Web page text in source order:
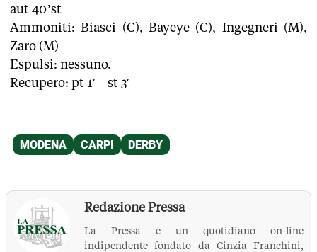
aut 40’st
Ammoniti: Biasci (C), Bayeye (C), Ingegneri (M),
Zaro (M)
Espulsi: nessuno.
Recupero: pt 1′ – st 3′
Redazione Pressa
La Pressa è un quotidiano on-line
indipendente fondato da Cinzia Franchini,